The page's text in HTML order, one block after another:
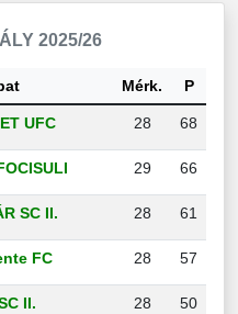
2025/26
Mérk. P
UFC 28 68
29 66
SC II. 28 61
FC 28 57
II. 28 50